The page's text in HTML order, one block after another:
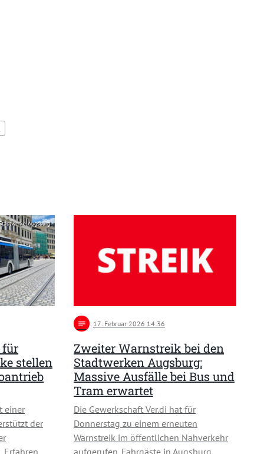
Augsburg
für
stellen
einer
der
notes 17 . Februar 2026 14:36
Zweiter Warnstreik bei den
Stadtwerken Augsburg:
Massive Ausfälle bei Bus und
Tram erwartet
Die Gewerkschaft Ver.di hat für
Donnerstag zu einem erneuten
Warnstreik im öffentlichen Nahverkehr